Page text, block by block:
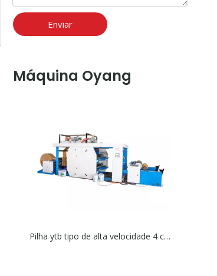
Enviar
Máquina Oyang
Pilha ytb tipo de alta velocidade 4 cores rolo de papel para rolar a máquina de impressão flexográfica